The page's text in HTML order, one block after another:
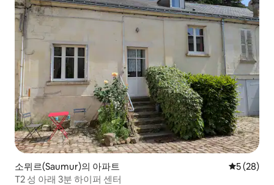
소뮈르(Saumur)의 아파트 평점 5점(5
5 (28)
T2 성 아래 3분 하이퍼 센터